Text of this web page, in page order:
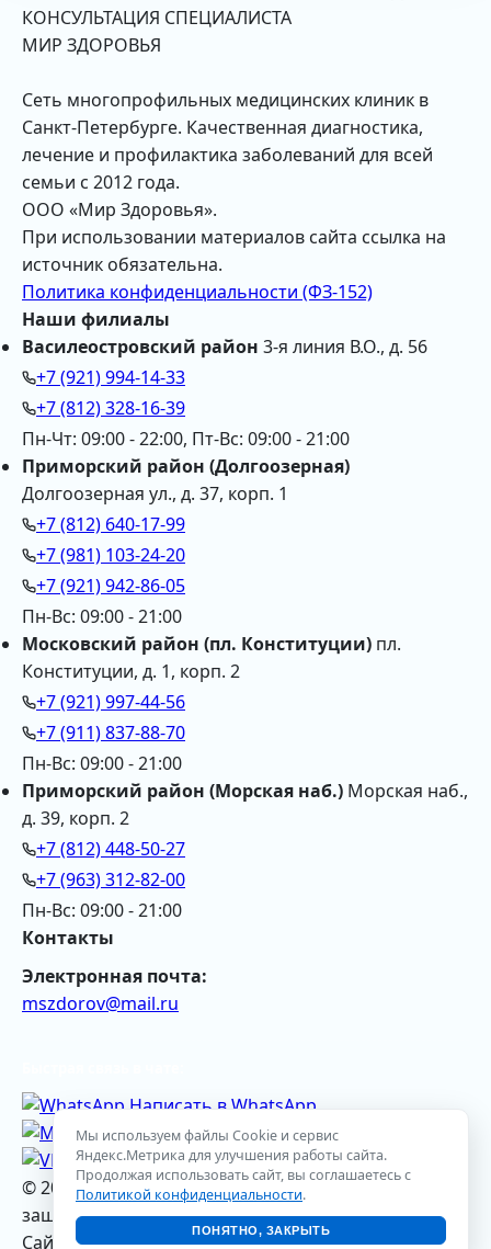
КОНСУЛЬТАЦИЯ СПЕЦИАЛИСТА
МИР ЗДОРОВЬЯ
Сеть многопрофильных медицинских клиник в
Санкт-Петербурге. Качественная диагностика,
лечение и профилактика заболеваний для всей
семьи с 2012 года.
ООО «Мир Здоровья».
При использовании материалов сайта ссылка на
источник обязательна.
Политика конфиденциальности (ФЗ-152)
Наши филиалы
Василеостровский район 3-я линия В.О., д. 56
+7 (921) 994-14-33
+7 (812) 328-16-39
Пн-Чт: 09:00 - 22:00, Пт-Вс: 09:00 - 21:00
Приморский район (Долгоозерная)
Долгоозерная ул., д. 37, корп. 1
+7 (812) 640-17-99
+7 (981) 103-24-20
+7 (921) 942-86-05
Пн-Вс: 09:00 - 21:00
Московский район (пл. Конституции) пл.
Конституции, д. 1, корп. 2
+7 (921) 997-44-56
+7 (911) 837-88-70
Пн-Вс: 09:00 - 21:00
Приморский район (Морская наб.) Морская наб.,
д. 39, корп. 2
+7 (812) 448-50-27
+7 (963) 312-82-00
Пн-Вс: 09:00 - 21:00
Контакты
Электронная почта:
mszdorov@mail.ru
Написать в WhatsApp
Ассистент Max
Мы ВКонтакте
© 2026 Сеть клиник «Мир Здоровья». Все права
защищены.
Сайт носит информационный характер и не
Мы используем файлы Cookie и сервис
Яндекс.Метрика для улучшения работы сайта.
Продолжая использовать сайт, вы соглашаетесь с
Политикой конфиденциальности.
ПОНЯТНО, ЗАКРЫТЬ